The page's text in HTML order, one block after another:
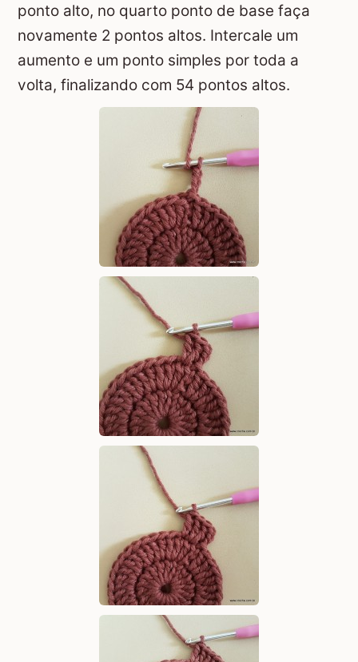
ponto alto, no quarto ponto de base faça
novamente 2 pontos altos. Intercale um
aumento e um ponto simples por toda a
volta, finalizando com 54 pontos altos.